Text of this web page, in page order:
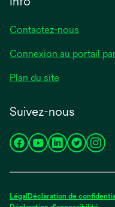
Contactez-nous
Connexion au portail
Plan du site
Suivez-nous
s’ouvre
nouvel
s’ouvre
nouvel
s’ouvre
nouvel
s’ouvre
nouvel
Légal Déclaration de